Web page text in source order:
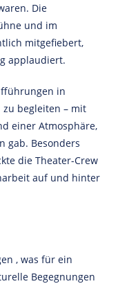
Die
und im
mitgefiebert,
applaudiert.
in
begleiten – mit
einer Atmosphäre,
gab. Besonders
die Theater-Crew
auf und hinter
, was für ein
Begegnungen